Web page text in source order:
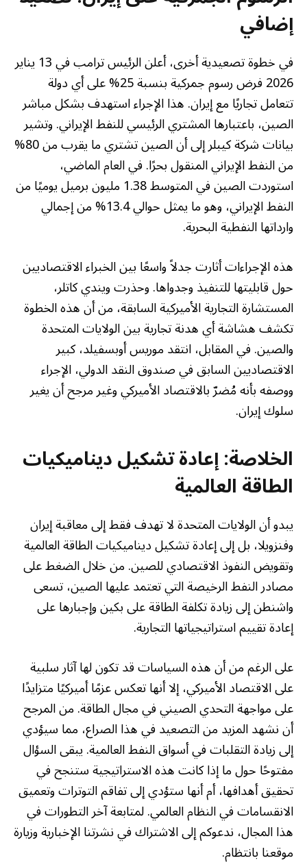
إضافي
في خطوة تصعيدية أخرى، أعلن الرئيس ترامب في 13 يناير
2026 فرض رسوم جمركية بنسبة 25% على أي دولة
تتعامل تجاريًا مع إيران. هذا الإجراء استهدف بشكل مباشر
الصين، باعتبارها المشتري الرئيسي للنفط الإيراني. وتشير
بيانات شركة كيبلر إلى أن الصين تشتري ما يقرب من 80%
من النفط الإيراني المنقول بحرًا. في العام الماضي،
استوردت الصين في المتوسط 1.38 مليون برميل يوميًا من
النفط الإيراني، وهو ما يمثل حوالي 13.4% من إجمالي
وارداتها النفطية البحرية.
هذه الإجراءات أثارت جدلاً واسعًا بين الخبراء الاقتصاديين
حول قابليتها للتنفيذ وجدواها. وحذرت ويندي كاتلر،
المستشارة التجارية الأميركية السابقة، من أن هذه الخطوة
تكشف هشاشة أي هدنة تجارية بين الولايات المتحدة
والصين. في المقابل، انتقد موريس أوبسفيلد، كبير
الاقتصاديين السابق في صندوق النقد الدولي، الإجراء
ووصفه بأنه مُضرّ بالاقتصاد الأميركي وغير مرجح أن يغير
سلوك إيران.
الخلاصة: إعادة تشكيل ديناميكيات
الطاقة العالمية
يبدو أن الولايات المتحدة لا تهدف فقط إلى معاقبة إيران
وفنزويلا، بل إلى إعادة تشكيل ديناميكيات الطاقة العالمية
وتقويض النفوذ الاقتصادي للصين. من خلال الضغط على
مصادر النفط الرخيصة التي تعتمد عليها الصين، تسعى
واشنطن إلى زيادة تكلفة الطاقة على بكين وإجبارها على
إعادة تقييم استراتيجياتها التجارية.
على الرغم من أن هذه السياسات قد تكون لها آثار سلبية
على الاقتصاد الأميركي، إلا أنها تعكس عزمًا أميركيًا متزايدًا
على مواجهة التحدي الصيني في مجال الطاقة. من المرجح
أن نشهد المزيد من التصعيد في هذا الصراع، مما سيؤدي
إلى زيادة التقلبات في أسواق النفط العالمية. يبقى السؤال
مفتوحًا حول ما إذا كانت هذه الاستراتيجية ستنجح في
تحقيق أهدافها، أم أنها ستؤدي إلى تفاقم التوترات وتعميق
الانقسامات في النظام العالمي. لمتابعة آخر التطورات في
هذا المجال، ندعوكم إلى الاشتراك في نشرتنا الإخبارية وزيارة
موقعنا بانتظام.